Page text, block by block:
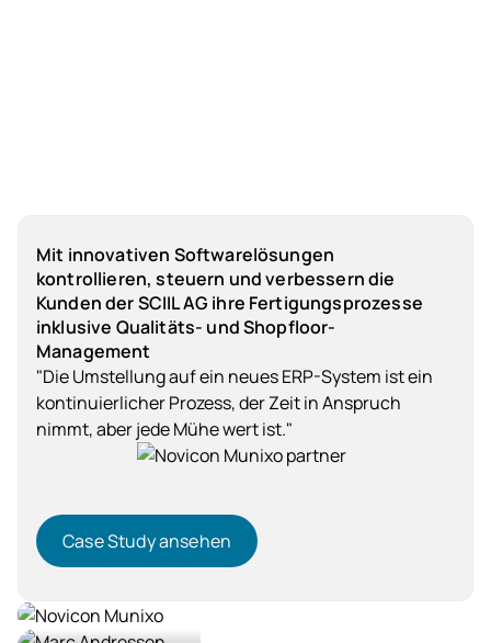
Mit innovativen Softwarelösungen
kontrollieren, steuern und verbessern die
Kunden der SCIIL AG ihre Fertigungsprozesse
inklusive Qualitäts- und Shopfloor-
Management
"Die Umstellung auf ein neues ERP-System ist ein
kontinuierlicher Prozess, der Zeit in Anspruch
nimmt, aber jede Mühe wert ist."
Case Study ansehen